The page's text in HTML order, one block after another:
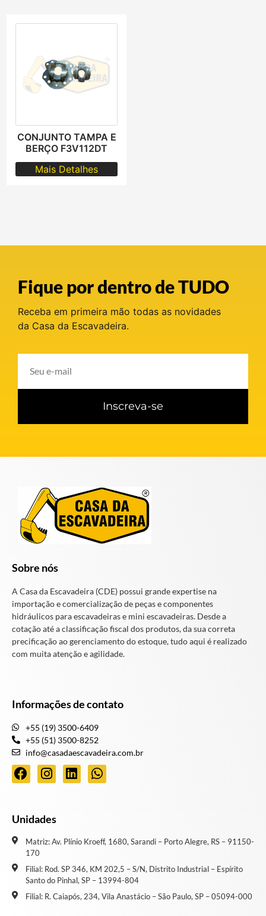
CONJUNTO TAMPA E
BERÇO F3V112DT
Mais Detalhes
Fique por dentro de TUDO
Receba em primeira mão todas as novidades
da Casa da Escavadeira.
Inscreva-se
Sobre nós
A Casa da Escavadeira (CDE) possui grande expertise na
importação e comercialização de peças e componentes
hidráulicos para escavadeiras e mini escavadeiras. Desde a
cotação até a classificação fiscal dos produtos, da sua correta
precificação ao gerenciamento do estoque, tudo aqui é realizado
com muita atenção e agilidade.
Informações de contato
+55 (19) 3500-6409
+55 (51) 3500-8252
info@casadaescavadeira.com.br
Unidades
Matriz: Av. Plínio Kroeff, 1680, Sarandi – Porto Alegre, RS – 91150-
170
Filial: Rod. SP 346, KM 202,5 – S/N, Distrito Industrial – Espírito
Santo do Pinhal, SP – 13994-804
Filial: R. Caiapós, 234, Vila Anastácio – São Paulo, SP – 05094-000